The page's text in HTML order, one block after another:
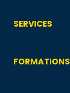
SERVICES
FORMATIONS